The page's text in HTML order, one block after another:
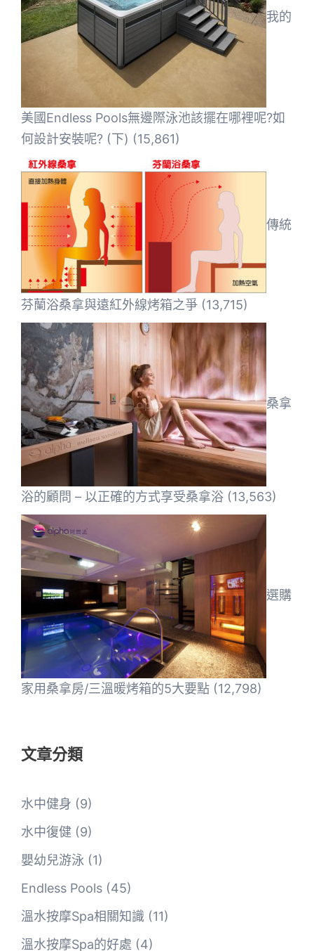
我的
美國Endless Pools無邊際泳池該擺在哪裡呢?如
何設計安裝呢? (下) (15,861)
傳統
芬蘭浴桑拿與遠紅外線烤箱之爭 (13,715)
桑拿
浴的顧問 – 以正確的方式享受桑拿浴 (13,563)
選購
家用桑拿房/三溫暖烤箱的5大要點 (12,798)
文章分類
水中健身 (9)
水中復健 (9)
嬰幼兒游泳 (1)
Endless Pools (45)
溫水按摩Spa相關知識 (11)
溫水按摩Spa的好處 (4)